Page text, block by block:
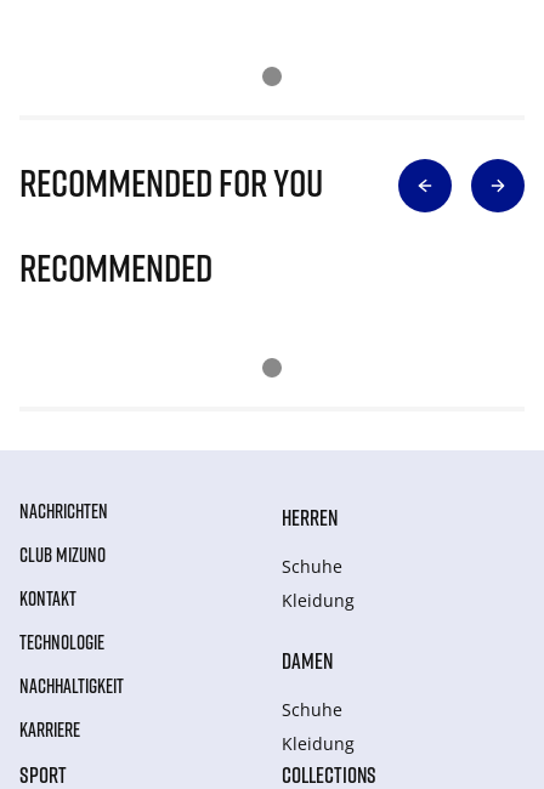
Recommended for you
Recommended
NACHRICHTEN
CLUB MIZUNO
KONTAKT
TECHNOLOGIE
NACHHALTIGKEIT
KARRIERE
HERREN
Schuhe
Kleidung
DAMEN
Schuhe
Kleidung
SPORT COLLECTIONS